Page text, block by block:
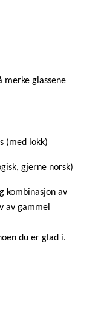
merke glassene
(med lokk)
gjerne norsk)
kombinasjon av
av gammel
du er glad i.